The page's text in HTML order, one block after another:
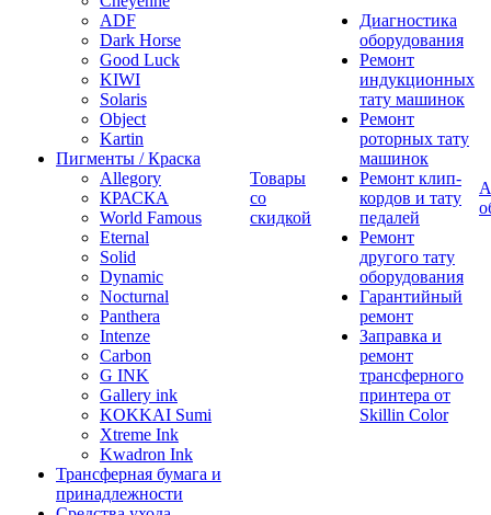
ADF
Dark Horse
Good Luck
KIWI
Solaris
Object
Kartin
Пигменты / Краска
Allegory
КРАСКА
World Famous
Eternal
Solid
Dynamic
Nocturnal
Panthera
Intenze
Carbon
G INK
Gallery ink
KOKKAI Sumi
Xtreme Ink
Kwadron Ink
Трансферная бумага и
принадлежности
Товары
со
скидкой
Диагностика
оборудования
Ремонт
индукционных
тату машинок
Ремонт
роторных тату
машинок
Ремонт клип-
кордов и тату
педалей
Ремонт
другого тату
оборудования
Гарантийный
ремонт
Заправка и
ремонт
трансферного
принтера от
Skillin Color